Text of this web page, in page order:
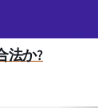
法か?